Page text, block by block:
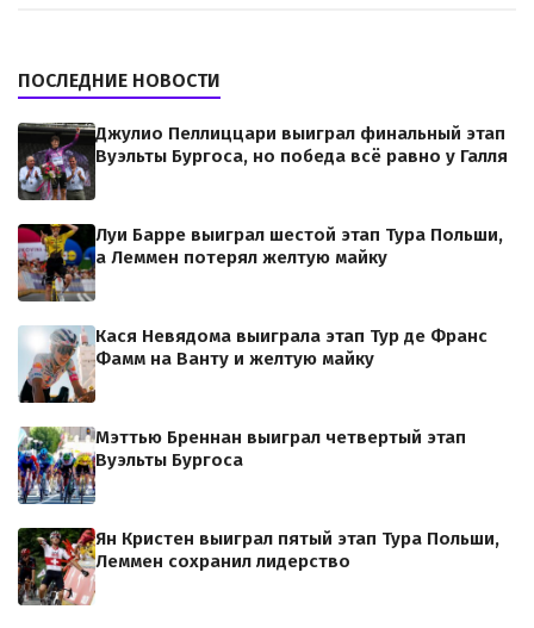
ПОСЛЕДНИЕ НОВОСТИ
Джулио Пеллиццари выиграл финальный этап
Вуэльты Бургоса, но победа всё равно у Галля
Луи Барре выиграл шестой этап Тура Польши,
а Леммен потерял желтую майку
Кася Невядома выиграла этап Тур де Франс
Фамм на Ванту и желтую майку
Мэттью Бреннан выиграл четвертый этап
Вуэльты Бургоса
Ян Кристен выиграл пятый этап Тура Польши,
Леммен сохранил лидерство